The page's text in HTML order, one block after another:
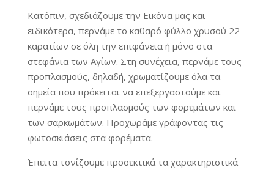
Κατόπιν, σχεδιάζουμε την Εικόνα μας και
ειδικότερα, περνάμε το καθαρό φύλλο χρυσού 22
καρατίων σε όλη την επιφάνεια ή μόνο στα
στεφάνια των Αγίων. Στη συνέχεια, περνάμε τους
προπλασμούς, δηλαδή, χρωματίζουμε όλα τα
σημεία που πρόκειται να επεξεργαστούμε και
περνάμε τους προπλασμούς των φορεμάτων και
των σαρκωμάτων. Προχωράμε γράφοντας τις
φωτοσκιάσεις στα φορέματα.
Έπειτα τονίζουμε προσεκτικά τα χαρακτηριστικά